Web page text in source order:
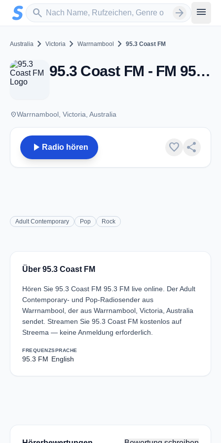
Zum Hauptinhalt springen
search
Sender suchen arrow_forward menu
Australia chevron_right Victoria chevron_right Warrnambool chevron_right 95.3 Coast FM
95.3 Coast FM - FM 95.3 - Warrnambool, Vic
placeWarrnambool, Victoria, Australia
play_arrow Radio hören favorite share
Adult Contemporary Pop Rock
Über 95.3 Coast FM
Hören Sie 95.3 Coast FM 95.3 FM live online. Der Adult
Contemporary- und Pop-Radiosender aus
Warrnambool, der aus Warrnambool, Victoria, Australia
sendet. Streamen Sie 95.3 Coast FM kostenlos auf
Streema — keine Anmeldung erforderlich.
FREQUENZ
95.3 FM
SPRACHE
English